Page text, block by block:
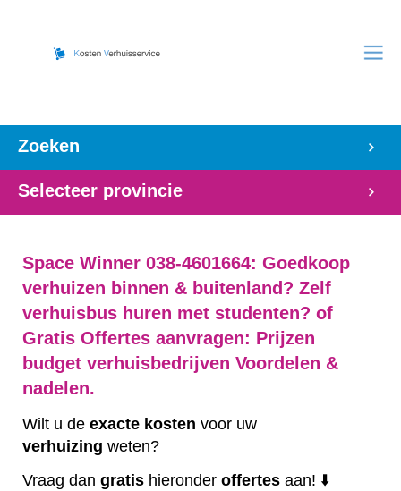
Zoeken
Selecteer provincie
Space Winner 038-4601664: Goedkoop
verhuizen binnen & buitenland? Zelf
verhuisbus huren met studenten? of
Gratis Offertes aanvragen: Prijzen
budget verhuisbedrijven Voordelen &
nadelen.
Wilt u de exacte kosten voor uw
verhuizing weten?
Vraag dan gratis hieronder offertes aan! ⬇️